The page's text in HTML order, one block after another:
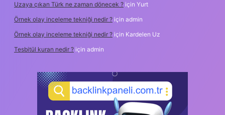
Uzaya çıkan Türk ne zaman dönecek ? için Yurt
Örnek olay inceleme tekniği nedir ? için admin
Örnek olay inceleme tekniği nedir ? için Kardelen Uz
Tesbitül kuran nedir ? için admin